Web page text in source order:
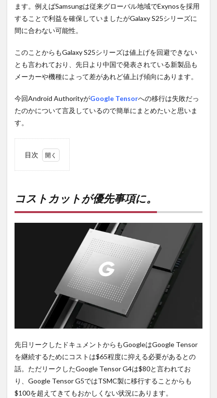
ます。例えばSamsungは従来グローバル地域でExynosを採用
することで利益を確保していましたがGalaxy S25シリーズに
間に合わない可能性。
このことからもGalaxy S25シリーズは値上げを回避できない
とも言われており、先日より中国で発表されている新製品も
メーカーや機種によって差があれど値上げ傾向にあります。
今回Android AuthorityがGoogle Tensorへの移行は失敗だっ
たのかについて言及しているので簡単にまとめたいと思いま
す。
目次
ット
が優
先事
要の
オン
ライ
ンシ
プが
おす
コストカットが優先事項に。
先日リークしたドキュメントからもGoogleはGoogle Tensor
を継続するためにコストは$65程度に抑える必要があるとの
話。ただリークしたGoogle Tensor G4は$80と言われてお
り、Google Tensor G5ではTSMC製に移行することからも
$100を超えてきてもおかしくない状況にあります。